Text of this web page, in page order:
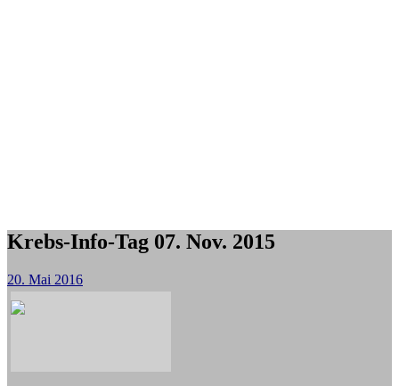
Krebs-Info-Tag 07. Nov. 2015
20. Mai 2016